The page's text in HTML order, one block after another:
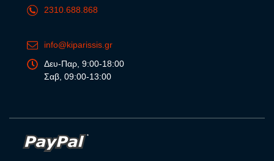
2310.688.868
info@kiparissis.gr
Δευ-Παρ, 9:00-18:00
Σαβ, 09:00-13:00